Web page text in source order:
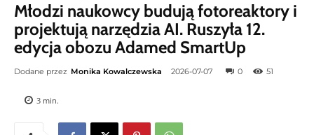
Młodzi naukowcy budują fotoreaktory i
projektują narzędzia AI. Ruszyła 12.
edycja obozu Adamed SmartUp
Dodane przez Monika Kowalczewska 2026-07-07 0 51
3 min.